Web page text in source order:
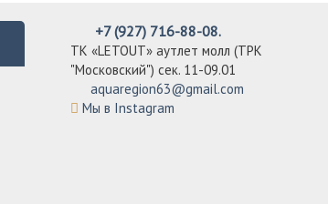
+7 (927) 716-88-08.
ТК «LETOUT» аутлет молл (ТРК
"Московский") сек. 11-09.01
aquaregion63@gmail.com
Мы в Instagram